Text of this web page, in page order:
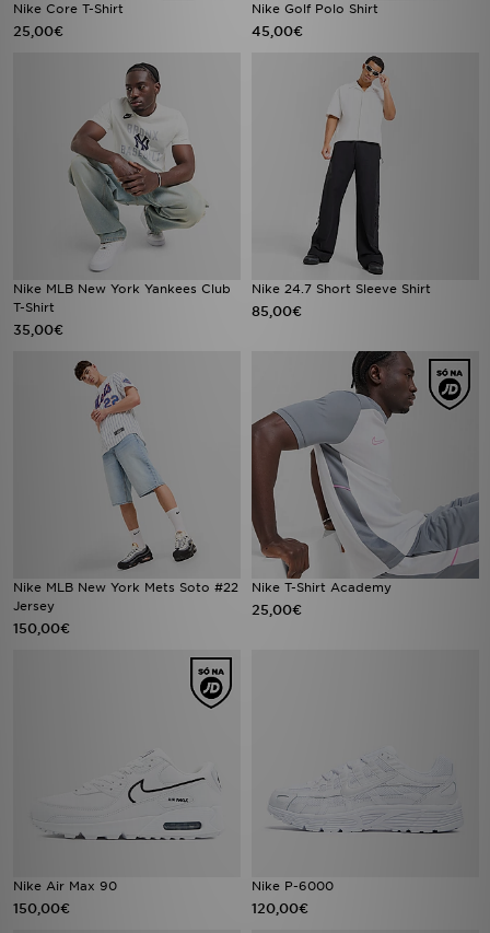
Nike Core T-Shirt
25,00€
Nike Golf Polo Shirt
45,00€
Nike MLB New York Yankees Club
T-Shirt
35,00€
Nike 24.7 Short Sleeve Shirt
85,00€
Nike MLB New York Mets Soto #22
Jersey
150,00€
Nike T-Shirt Academy
25,00€
Nike Air Max 90
150,00€
Nike P-6000
120,00€